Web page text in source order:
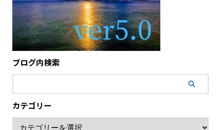
ブログ内検索
カテゴリー